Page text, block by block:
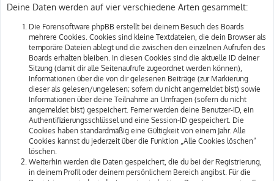
Deine Daten werden auf vier verschiedene Arten gesammelt:
Die Forensoftware phpBB erstellt bei deinem Besuch des Boards
mehrere Cookies. Cookies sind kleine Textdateien, die dein Browser als
temporäre Dateien ablegt und die zwischen den einzelnen Aufrufen des
Boards erhalten bleiben. In diesen Cookies sind die aktuelle ID deiner
Sitzung (damit dir alle Seitenaufrufe zugeordnet werden können),
Informationen über die von dir gelesenen Beiträge (zur Markierung
dieser als gelesen/ungelesen; sofern du nicht angemeldet bist) sowie
Informationen über deine Teilnahme an Umfragen (sofern du nicht
angemeldet bist) gespeichert. Ferner werden deine Benutzer-ID, ein
Authentifizierungsschlüssel und eine Session-ID gespeichert. Die
Cookies haben standardmäßig eine Gültigkeit von einem Jahr. Alle
Cookies kannst du jederzeit über die Funktion „Alle Cookies löschen“
löschen.
Weiterhin werden die Daten gespeichert, die du bei der Registrierung,
in deinem Profil oder deinem persönlichem Bereich angibst. Für die